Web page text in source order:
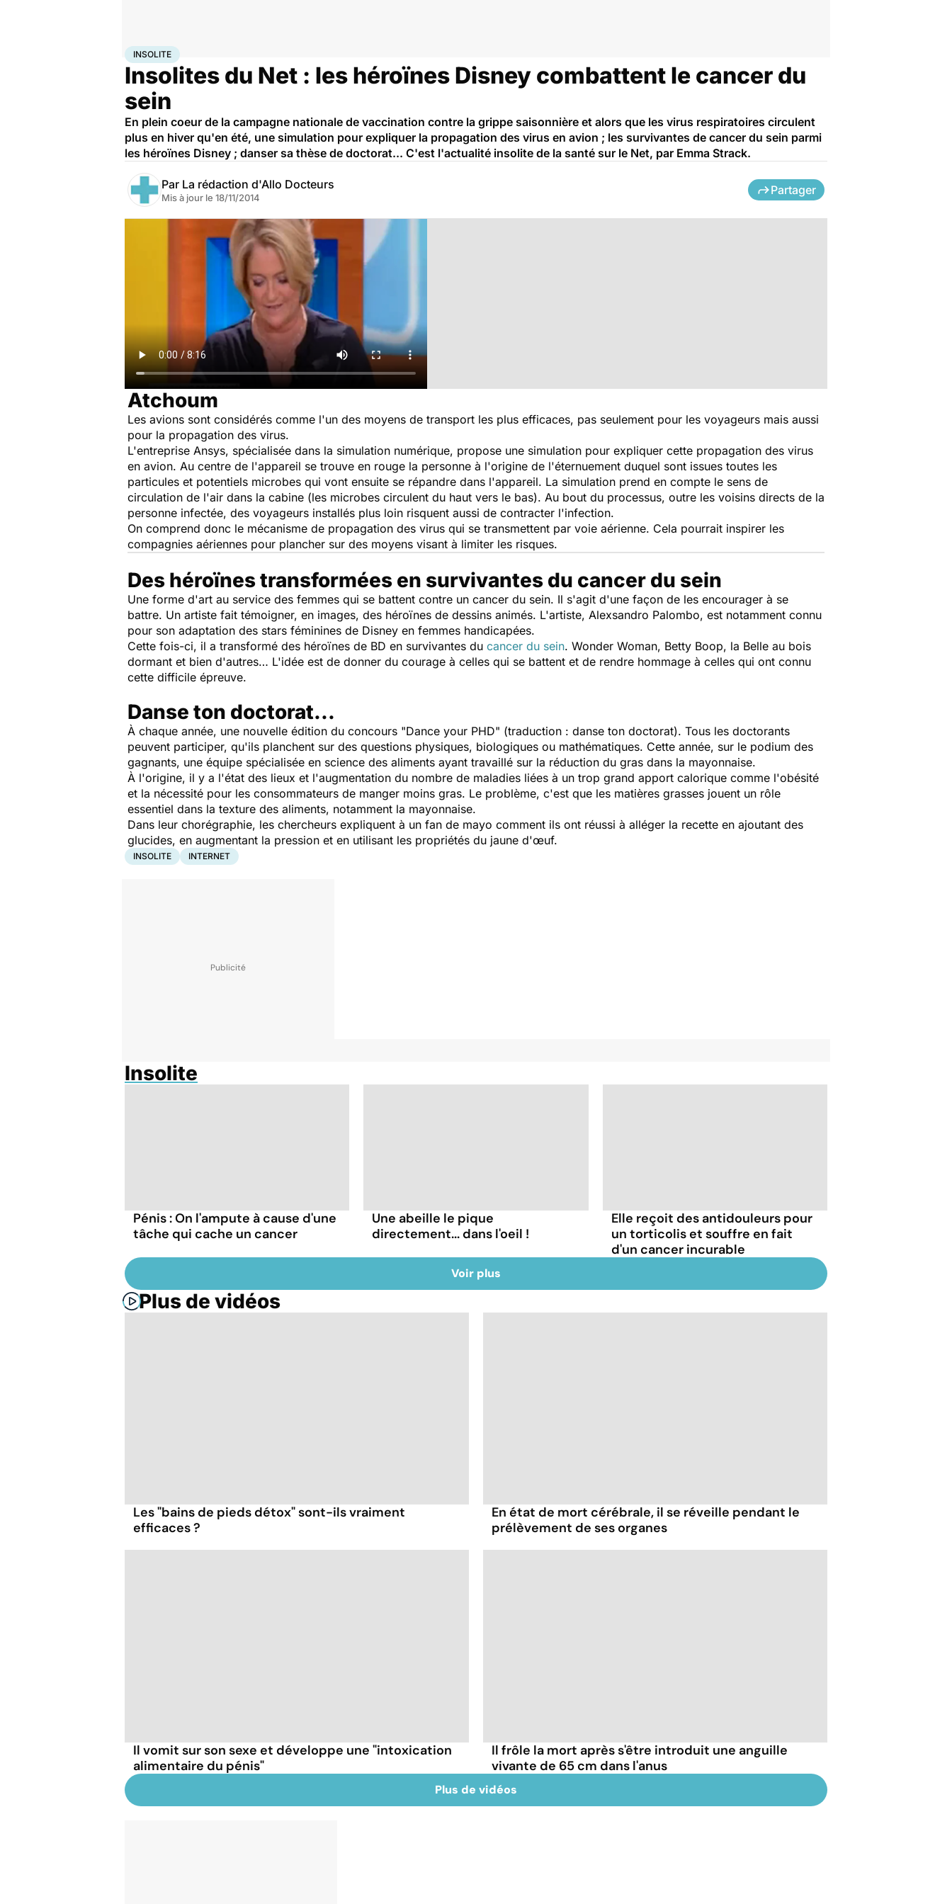
AccueilSantéInsolite
INSOLITE
Insolites du Net : les héroïnes Disney combattent le cancer du
sein
En plein coeur de la campagne nationale de vaccination contre la grippe saisonnière et alors que les virus respiratoires circulent
plus en hiver qu'en été, une simulation pour expliquer la propagation des virus en avion ; les survivantes de cancer du sein parmi
les héroïnes Disney ; danser sa thèse de doctorat... C'est l'actualité insolite de la santé sur le Net, par Emma Strack.
Par La rédaction d'Allo Docteurs
Mis à jour le 18/11/2014
Partager
Atchoum
Les avions sont considérés comme l'un des moyens de transport les plus efficaces, pas seulement pour les voyageurs mais aussi
pour la propagation des virus.
L'entreprise Ansys, spécialisée dans la simulation numérique, propose une simulation pour expliquer cette propagation des virus
en avion. Au centre de l'appareil se trouve en rouge la personne à l'origine de l'éternuement duquel sont issues toutes les
particules et potentiels microbes qui vont ensuite se répandre dans l'appareil. La simulation prend en compte le sens de
circulation de l'air dans la cabine (les microbes circulent du haut vers le bas). Au bout du processus, outre les voisins directs de la
personne infectée, des voyageurs installés plus loin risquent aussi de contracter l'infection.
On comprend donc le mécanisme de propagation des virus qui se transmettent par voie aérienne. Cela pourrait inspirer les
compagnies aériennes pour plancher sur des moyens visant à limiter les risques.
Des héroïnes transformées en survivantes du cancer du sein
Une forme d'art au service des femmes qui se battent contre un cancer du sein. Il s'agit d'une façon de les encourager à se
battre. Un artiste fait témoigner, en images, des héroïnes de dessins animés. L'artiste, Alexsandro Palombo, est notamment connu
pour son adaptation des stars féminines de Disney en femmes handicapées.
Cette fois-ci, il a transformé des héroïnes de BD en survivantes du cancer du sein. Wonder Woman, Betty Boop, la Belle au bois
dormant et bien d'autres… L'idée est de donner du courage à celles qui se battent et de rendre hommage à celles qui ont connu
cette difficile épreuve.
Danse ton doctorat...
À chaque année, une nouvelle édition du concours "Dance your PHD" (traduction : danse ton doctorat). Tous les doctorants
peuvent participer, qu'ils planchent sur des questions physiques, biologiques ou mathématiques. Cette année, sur le podium des
gagnants, une équipe spécialisée en science des aliments ayant travaillé sur la réduction du gras dans la mayonnaise.
À l'origine, il y a l'état des lieux et l'augmentation du nombre de maladies liées à un trop grand apport calorique comme l'obésité
et la nécessité pour les consommateurs de manger moins gras. Le problème, c'est que les matières grasses jouent un rôle
essentiel dans la texture des aliments, notamment la mayonnaise.
Dans leur chorégraphie, les chercheurs expliquent à un fan de mayo comment ils ont réussi à alléger la recette en ajoutant des
glucides, en augmentant la pression et en utilisant les propriétés du jaune d'œuf.
INSOLITE INTERNET
Insolite
Pénis : On l'ampute à cause d'une
tâche qui cache un cancer
Une abeille le pique
directement... dans l'oeil !
Elle reçoit des antidouleurs pour
un torticolis et souffre en fait
d'un cancer incurable
Voir plus
Plus de vidéos
Les "bains de pieds détox" sont-ils vraiment
efficaces ?
En état de mort cérébrale, il se réveille pendant le
prélèvement de ses organes
Il vomit sur son sexe et développe une "intoxication
alimentaire du pénis"
Il frôle la mort après s'être introduit une anguille
vivante de 65 cm dans l'anus
Plus de vidéos